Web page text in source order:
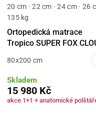
20 cm · 22 cm · 24 cm · 26
135 kg
Ortopedická matrace
Tropico SUPER FOX
80x200 cm
Skladem
15 980 Kč
akce 1+1 + anatomické